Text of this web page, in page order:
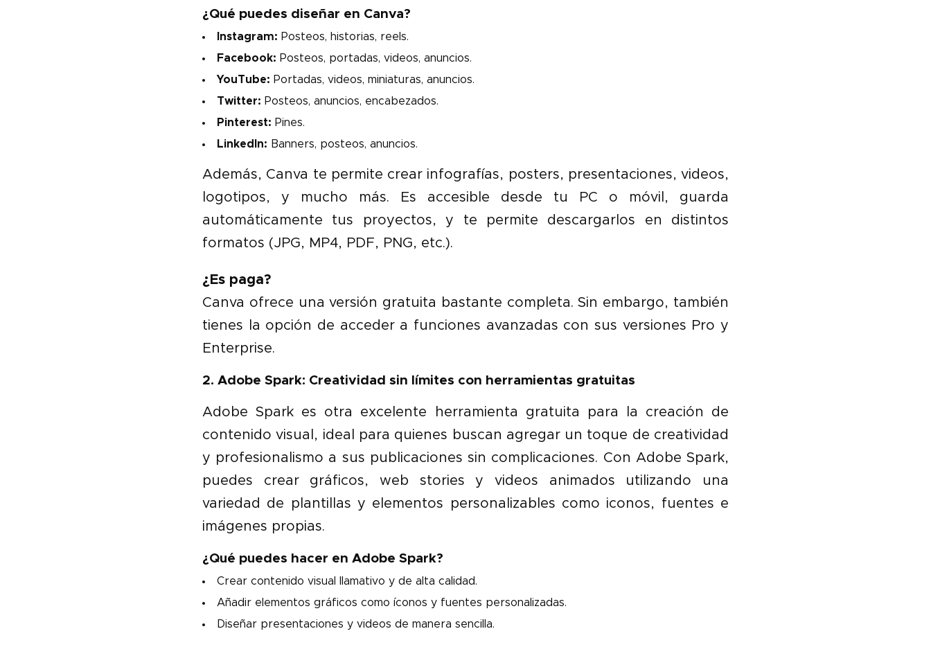
¿Qué puedes diseñar en Canva?
Instagram: Posteos, historias, reels.
Facebook: Posteos, portadas, videos, anuncios.
YouTube: Portadas, videos, miniaturas, anuncios.
Twitter: Posteos, anuncios, encabezados.
Pinterest: Pines.
LinkedIn: Banners, posteos, anuncios.
Además, Canva te permite crear infografías, posters, presentaciones, videos,
logotipos, y mucho más. Es accesible desde tu PC o móvil, guarda
automáticamente tus proyectos, y te permite descargarlos en distintos
formatos (JPG, MP4, PDF, PNG, etc.).
¿Es paga?
Canva ofrece una versión gratuita bastante completa. Sin embargo, también
tienes la opción de acceder a funciones avanzadas con sus versiones Pro y
Enterprise.
2. Adobe Spark: Creatividad sin límites con herramientas gratuitas
Adobe Spark es otra excelente herramienta gratuita para la creación de
contenido visual, ideal para quienes buscan agregar un toque de creatividad
y profesionalismo a sus publicaciones sin complicaciones. Con Adobe Spark,
puedes crear gráficos, web stories y videos animados utilizando una
variedad de plantillas y elementos personalizables como iconos, fuentes e
imágenes propias.
¿Qué puedes hacer en Adobe Spark?
Crear contenido visual llamativo y de alta calidad.
Añadir elementos gráficos como íconos y fuentes personalizadas.
Diseñar presentaciones y videos de manera sencilla.